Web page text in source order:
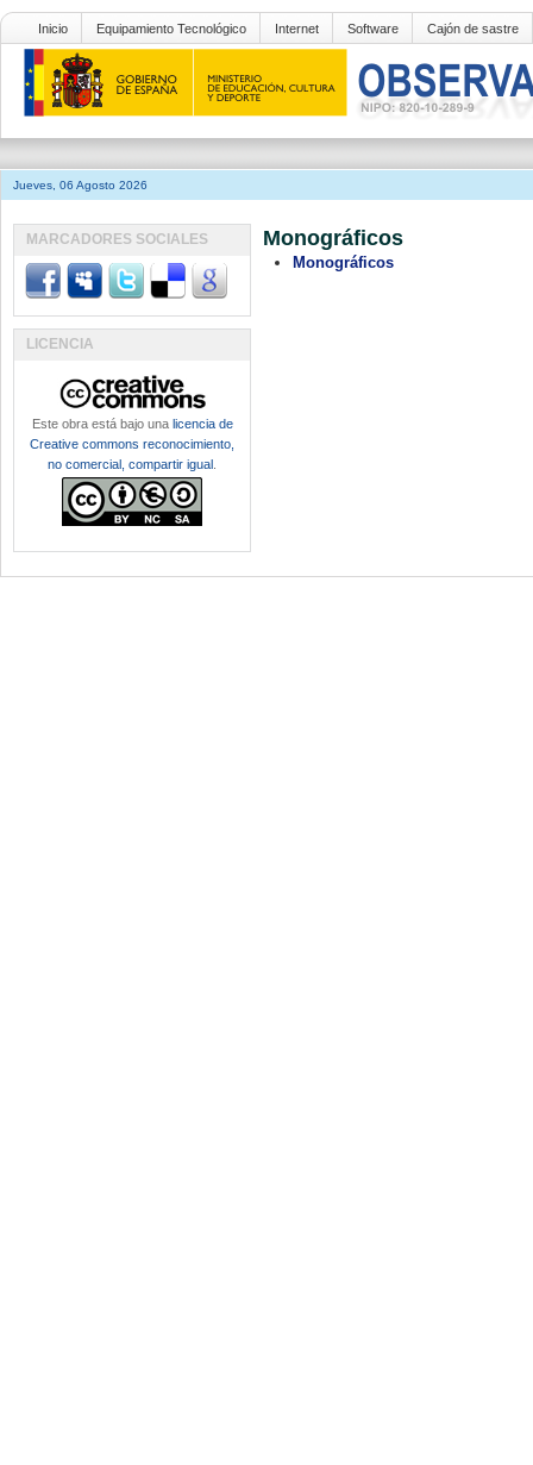
Inicio Equipamiento Tecnológico Internet Software Cajón de sastre
Jueves, 06 Agosto 2026
Monográficos
Monográficos
MARCADORES SOCIALES
LICENCIA
Este obra está bajo una licencia de
Creative commons reconocimiento,
no comercial, compartir igual